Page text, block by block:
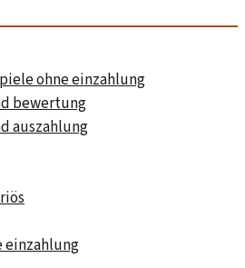
ohne einzahlung
bewertung
auszahlung
einzahlung